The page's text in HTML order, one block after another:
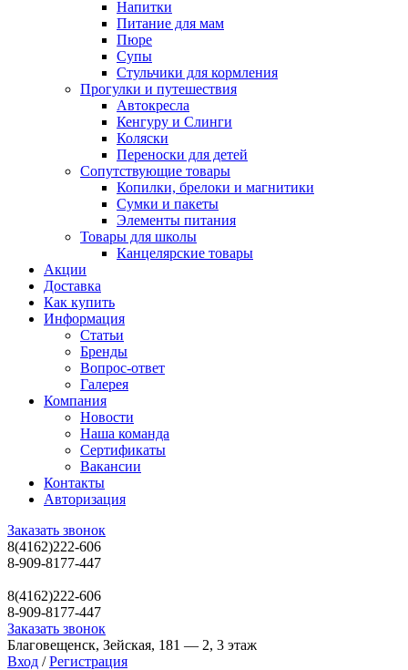
Напитки
Питание для мам
Пюре
Супы
Стульчики для кормления
Прогулки и путешествия
Автокресла
Кенгуру и Слинги
Коляски
Переноски для детей
Сопутствующие товары
Копилки, брелоки и магнитики
Сумки и пакеты
Элементы питания
Товары для школы
Канцелярские товары
Акции
Доставка
Как купить
Информация
Статьи
Бренды
Вопрос-ответ
Галерея
Компания
Новости
Наша команда
Сертификаты
Вакансии
Контакты
Авторизация
Заказать звонок
8(4162)222-606
8-909-8177-447
8(4162)222-606
8-909-8177-447
Заказать звонок
Благовещенск, Зейская, 181 — 2, 3 этаж
Вход / Регистрация